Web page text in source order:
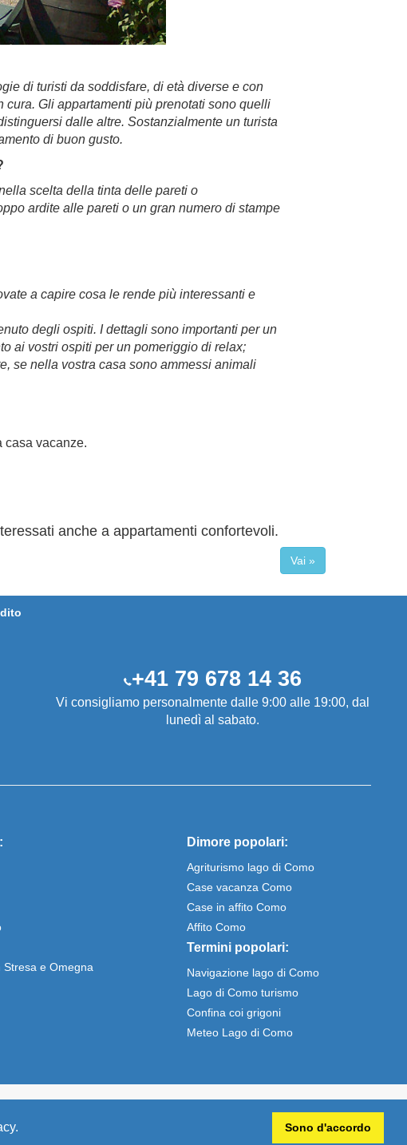
Sono d'accordo
di turisti da soddisfare, di età diverse e con
Gli appartamenti più prenotati sono quelli
dalle altre. Sostanzialmente un turista
di buon gusto.
scelta della tinta delle pareti o
ardite alle pareti o un gran numero di stampe
a capire cosa le rende più interessanti e
degli ospiti. I dettagli sono importanti per un
ai vostri ospiti per un pomeriggio di relax;
se nella vostra casa sono ammessi animali
casa vacanze.
anche a appartamenti confortevoli.
Vai »
+41 79 678 14 36
Vi consigliamo personalmente dalle 9:00 alle 19:00, dal
lunedì al sabato.
Stresa e Omegna
Dimore popolari:
Agriturismo lago di Como
Case vacanza Como
Case in affito Como
Affito Como
Termini popolari:
Navigazione lago di Como
Lago di Como turismo
Confina coi grigoni
Meteo Lago di Como
e ben mantenuti, da oltre 15 anni esperto nella casa vacanze sul